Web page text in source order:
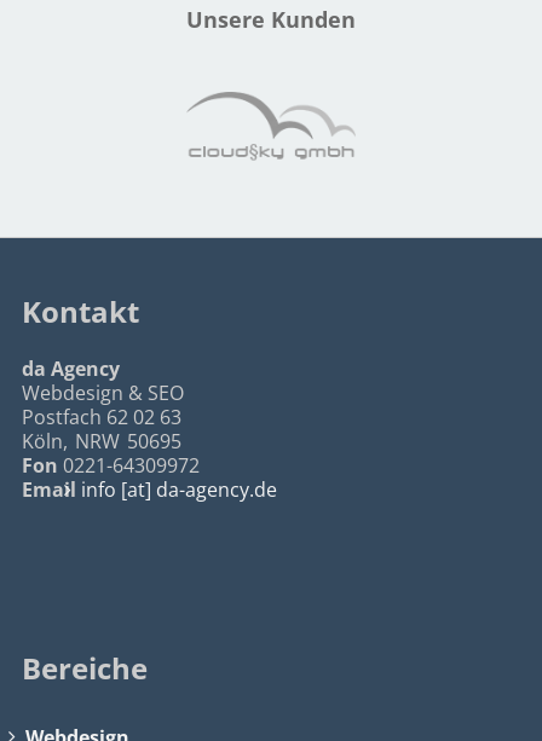
Unsere Kunden
Kontakt
da Agency
Webdesign & SEO
Postfach 62 02 63
Köln, NRW 50695
Fon 0221-64309972
Email info [at] da-agency.de
Bereiche